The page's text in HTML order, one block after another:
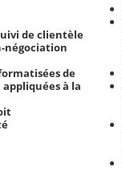
de clientèle
négociation
de
à la